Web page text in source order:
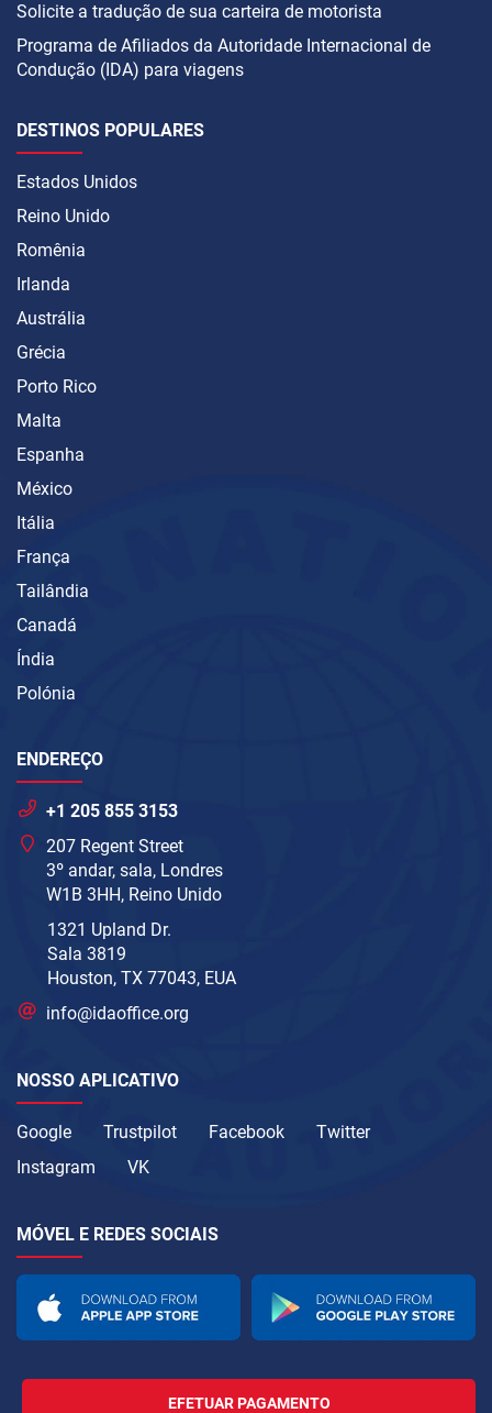
Solicite a tradução de sua carteira de motorista
Programa de Afiliados da Autoridade Internacional de
Condução (IDA) para viagens
DESTINOS POPULARES
Estados Unidos
Reino Unido
Romênia
Irlanda
Austrália
Grécia
Porto Rico
Malta
Espanha
México
Itália
França
Tailândia
Canadá
Índia
Polónia
ENDEREÇO
+1 205 855 3153
207 Regent Street
3º andar, sala, Londres
W1B 3HH, Reino Unido
1321 Upland Dr.
Sala 3819
Houston, TX 77043, EUA
info@idaoffice.org
NOSSO APLICATIVO
Google Trustpilot Facebook
Twitter
Instagram
VK
MÓVEL E REDES SOCIAIS
EFETUAR PAGAMENTO